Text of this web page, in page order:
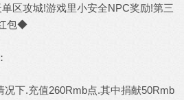
攻城!游戏里小安全NPC奖励!第三
包◆
下.充值260Rmb点.其中捐献50Rmb